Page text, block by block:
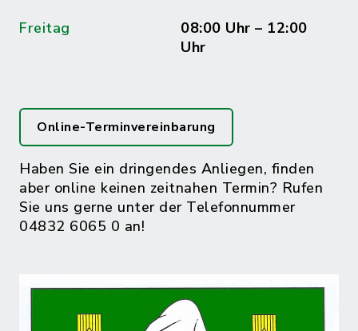
Freitag
08:00 Uhr – 12:00
Uhr
Online-Terminvereinbarung
Haben Sie ein dringendes Anliegen, finden
aber online keinen zeitnahen Termin? Rufen
Sie uns gerne unter der Telefonnummer
04832 6065 0 an!